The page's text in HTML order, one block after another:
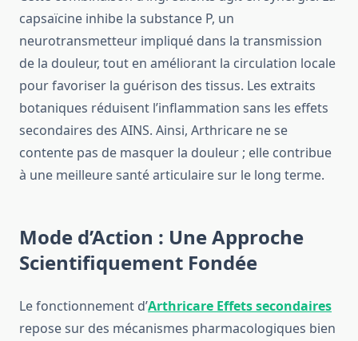
capsaïcine inhibe la substance P, un
neurotransmetteur impliqué dans la transmission
de la douleur, tout en améliorant la circulation locale
pour favoriser la guérison des tissus. Les extraits
botaniques réduisent l’inflammation sans les effets
secondaires des AINS. Ainsi, Arthricare ne se
contente pas de masquer la douleur ; elle contribue
à une meilleure santé articulaire sur le long terme.
Mode d’Action : Une Approche
Scientifiquement Fondée
Le fonctionnement d’Arthricare Effets secondaires
repose sur des mécanismes pharmacologiques bien